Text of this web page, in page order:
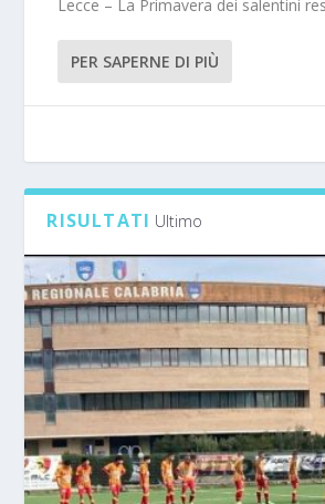
Lecce – La Primavera dei salentini
PER SAPERNE DI PIÙ
RISULTATI Ultimo